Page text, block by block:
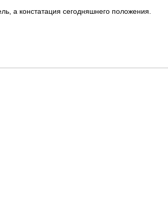
а констатация сегодняшнего положения.